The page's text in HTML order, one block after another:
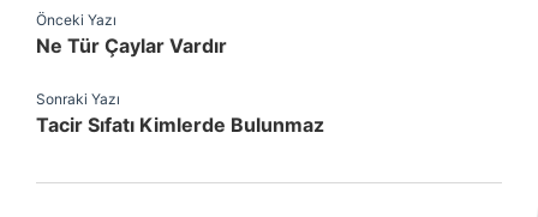
Önceki Yazı
Ne Tür Çaylar Vardır
Sonraki Yazı
Tacir Sıfatı Kimlerde Bulunmaz